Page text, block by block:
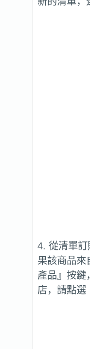
4. 從清單
果該商品來
產品』按鍵
店，請點選